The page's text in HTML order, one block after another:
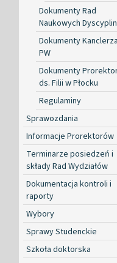
Dokumenty Rad
Naukowych Dyscyplin
Dokumenty
PW
Dokumenty
ds. Filii w Płocku
Regulaminy
Sprawozdania
Informacje Prorektorów
Terminarze posiedzeń i
składy Rad Wydziałów
Dokumentacja kontroli i
raporty
Wybory
Sprawy Studenckie
Szkoła doktorska